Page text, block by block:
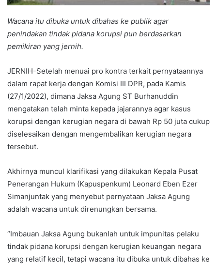
Wacana itu dibuka untuk dibahas ke publik agar
penindakan tindak pidana korupsi pun berdasarkan
pemikiran yang jernih.
JERNIH-Setelah menuai pro kontra terkait pernyataannya
dalam rapat kerja dengan Komisi III DPR, pada Kamis
(27/1/2022), dimana Jaksa Agung ST Burhanuddin
mengatakan telah minta kepada jajarannya agar kasus
korupsi dengan kerugian negara di bawah Rp 50 juta cukup
diselesaikan dengan mengembalikan kerugian negara
tersebut.
Akhirnya muncul klarifikasi yang dilakukan Kepala Pusat
Penerangan Hukum (Kapuspenkum) Leonard Eben Ezer
Simanjuntak yang menyebut pernyataan Jaksa Agung
adalah wacana untuk direnungkan bersama.
“Imbauan Jaksa Agung bukanlah untuk impunitas pelaku
tindak pidana korupsi dengan kerugian keuangan negara
yang relatif kecil, tetapi wacana itu dibuka untuk dibahas ke